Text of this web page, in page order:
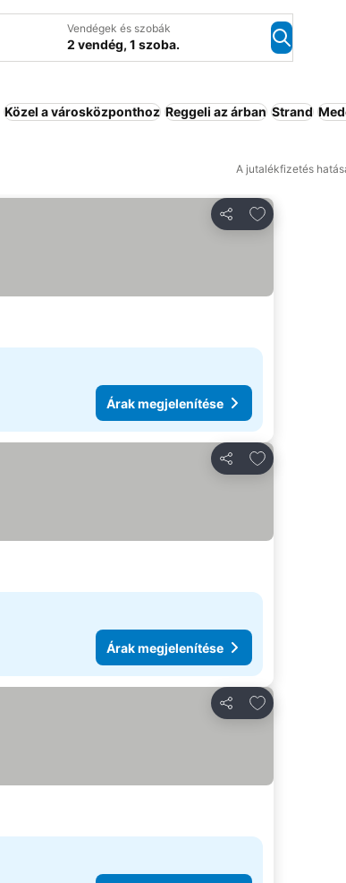
Vendégek és szobák
2 vendég, 1 szoba.
Közel a városközponthoz Reggeli az árban Strand
A jutalékfizetés
Megosztás
Hozzáadás a
Árak megjelenítése
Megosztás
Hozzáadás a
Árak megjelenítése
Megosztás
Hozzáadás a